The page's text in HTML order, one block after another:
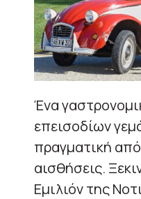
Ένα
επεισοδίων
πραγματική
αισθήσεις.
Εμιλιόν της